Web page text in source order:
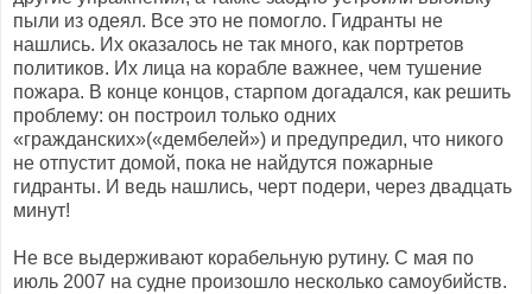
пыли из одеял. Все это не помогло. Гидранты не
нашлись. Их оказалось не так много, как портретов
политиков. Их лица на корабле важнее, чем тушение
пожара. В конце концов, старпом догадался, как решить
проблему: он построил только одних
«гражданских»(«дембелей») и предупредил, что никого
не отпустит домой, пока не найдутся пожарные
гидранты. И ведь нашлись, черт подери, через двадцать
минут!
Не все выдерживают корабельную рутину. С мая по
июль 2007 на судне произошло несколько самоубийств.